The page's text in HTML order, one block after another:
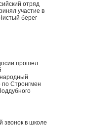
отряд
участие в
берег
прошел
по Стронгмен
звонок в школе